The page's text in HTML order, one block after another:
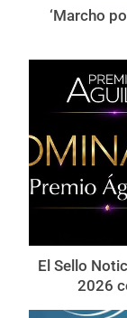
‘Marcho
El Sello
2026